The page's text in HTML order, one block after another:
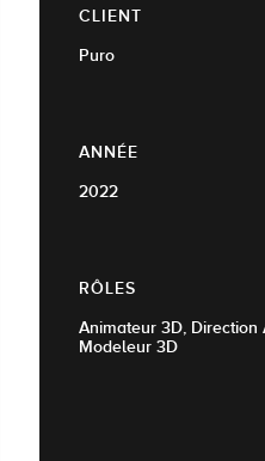
CLIENT
Puro
ANNÉE
2022
RÔLES
Animateur 3D, Direction
Modeleur 3D